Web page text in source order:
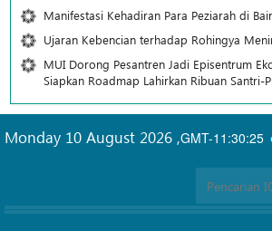
Manifestasi Kehadiran Para Peziarah di
Ujaran Kebencian terhadap Rohingya
MUI Dorong Pesantren Jadi Episentrum
Siapkan Roadmap Lahirkan Ribuan Santri-
GMT-11:30:25
Monday 10 August 2026 ,